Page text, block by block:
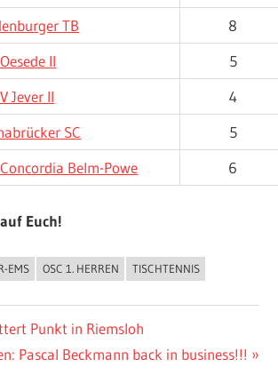
TB
8
II
5
Jever II
4
SC
5
Belm-Powe 6
Euch!
EMS OSC 1. HERREN TISCHTENNIS
Punkt in Riemsloh
Pascal Beckmann back in business!!!